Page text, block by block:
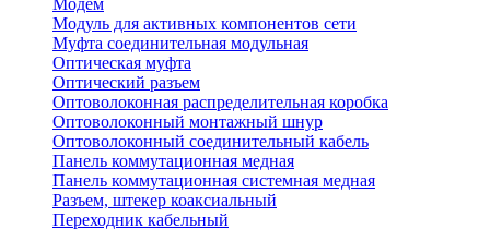
Модем
Модуль для активных компонентов сети
Муфта соединительная модульная
Оптическая муфта
Оптический разъем
Оптоволоконная распределительная коробка
Оптоволоконный монтажный шнур
Оптоволоконный соединительный кабель
Панель коммутационная медная
Панель коммутационная системная медная
Разъем, штекер коаксиальный
Переходник кабельный